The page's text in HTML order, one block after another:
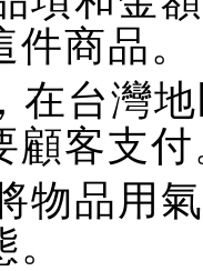
商品。
在台灣
顧客支
物品用